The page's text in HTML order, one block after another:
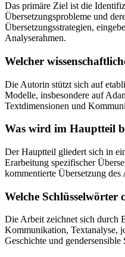
Das primäre Ziel ist die
Übersetzungsprobleme und
Übersetzungsstrategien,
Analyserahmen.
Welcher
Die Autorin stützt sich auf
Modelle, insbesondere auf
Textdimensionen und
Was wird im Hauptteil
Der Hauptteil gliedert sich in
Erarbeitung spezifischer
kommentierte Übersetzung des
Welche
Die Arbeit zeichnet sich durch
Kommunikation, Textanalyse,
Geschichte und gendersensible